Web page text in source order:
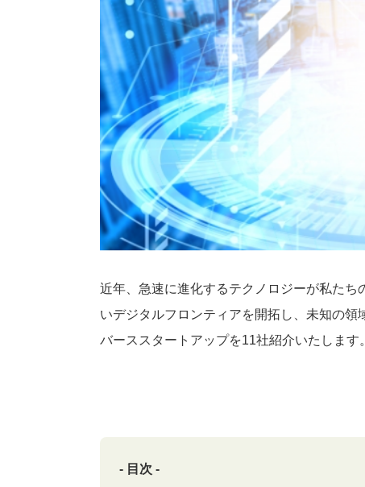
近年、急速に進化するテクノロジーが私た
いデジタルフロンティアを開拓し、未知の
バーススタートアップを11社紹介いたします。
- 目次 -